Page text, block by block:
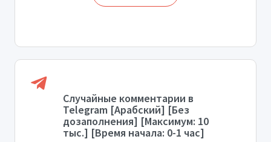
Случайные комментарии в
Telegram [Арабский] [Без
дозаполнения] [Максимум: 10
тыс.] [Время начала: 0-1 час]